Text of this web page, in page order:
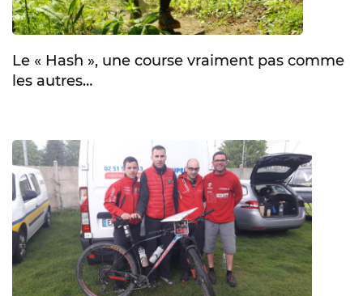
Le « Hash », une course vraiment pas comme
les autres…